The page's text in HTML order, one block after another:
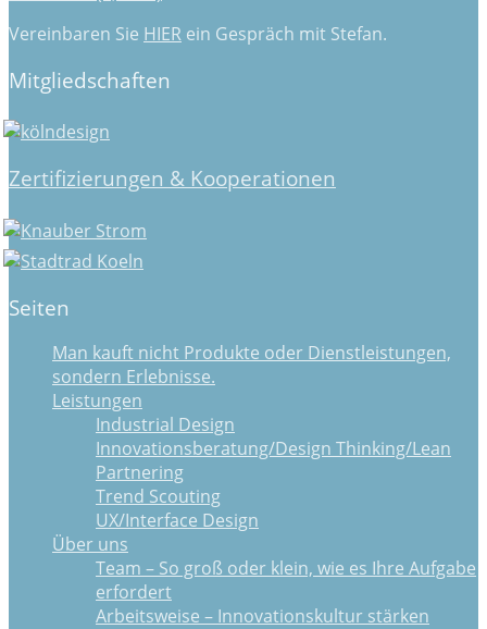
Vereinbaren Sie HIER ein Gespräch mit Stefan.
Mitgliedschaften
Zertifizierungen & Kooperationen
Seiten
Man kauft nicht Produkte oder Dienstleistungen,
sondern Erlebnisse.
Leistungen
Industrial Design
Innovationsberatung/Design Thinking/Lean
Partnering
Trend Scouting
UX/Interface Design
Über uns
Team – So groß oder klein, wie es Ihre Aufgabe
erfordert
Arbeitsweise – Innovationskultur stärken